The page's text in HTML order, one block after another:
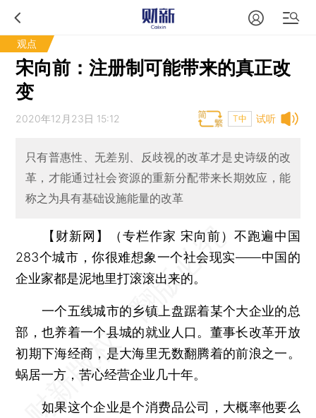
观点
宋向前：注册制可能带来的真正改
变
试听
2020年12月23日 15:12 T中
只有普惠性、无差别、反歧视的改革才是史诗级的改
革，才能通过社会资源的重新分配带来长期效应，能
称之为具有基础设施能量的改革
【财新网】（专栏作家 宋向前） 不跑遍中国
283个城市，你很难想象一个社会现实——中国的
企业家都是泥地里打滚滚出来的。
一个五线城市的乡镇上盘踞着某个大企业的总
部，也养着一个县城的就业人口。董事长改革开放
初期下海经商，是大海里无数翻腾着的前浪之一。
蜗居一方，苦心经营企业几十年。
如果这个企业是个消费品公司，大概率他要么